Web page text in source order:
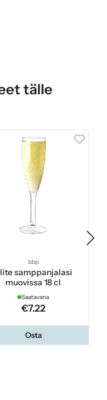
tälle
bbp
samppanjalasi
muovissa 18 cl
Saatavana
€7.22
Osta